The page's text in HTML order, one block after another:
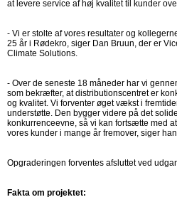
at levere service af høj kvalitet til kunder
- Vi er stolte af vores resultater og
25 år i Rødekro, siger Dan Bruun, der er
Climate Solutions.
- Over de seneste 18 måneder har vi
som bekræfter, at distributionscentret er
og kvalitet. Vi forventer øget vækst i
understøtte. Den bygger videre på det
konkurrenceevne, så vi kan fortsætte med
vores kunder i mange år fremover, siger
Opgraderingen forventes afsluttet ved
Fakta om projektet: